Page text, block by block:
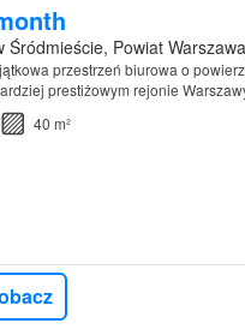
Śródmieście, Powiat
przestrzeń biurowa o
prestiżowym rejonie
40 m²